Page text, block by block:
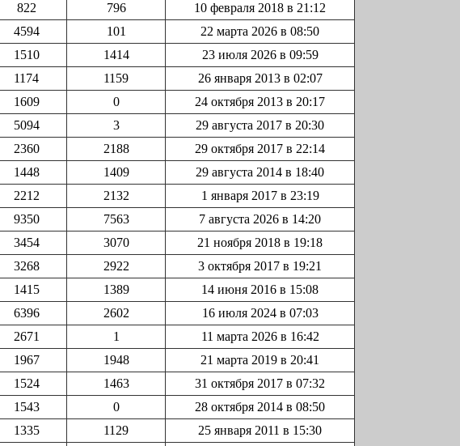
822 796
10 февраля 2018 в 21:12
4594 101
22 марта 2026 в 08:50
1510 1414
23 июля 2026 в 09:59
1174 1159
26 января 2013 в 02:07
1609 0
24 октября 2013 в 20:17
5094 3
29 августа 2017 в 20:30
2360 2188
29 октября 2017 в 22:14
1448 1409
29 августа 2014 в 18:40
2212 2132
1 января 2017 в 23:19
9350 7563
7 августа 2026 в 14:20
3454 3070
21 ноября 2018 в 19:18
3268 2922
3 октября 2017 в 19:21
1415 1389
14 июня 2016 в 15:08
6396 2602
16 июля 2024 в 07:03
2671 1
11 марта 2026 в 16:42
1967 1948
21 марта 2019 в 20:41
1524 1463
31 октября 2017 в 07:32
1543 0
28 октября 2014 в 08:50
1335 1129
25 января 2011 в 15:30